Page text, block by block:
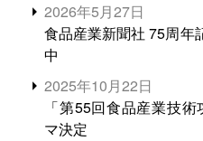
2026年5月27日
食品産業新聞社 75周年
中
2025年10月22日
「第55回食品産業技
マ決定